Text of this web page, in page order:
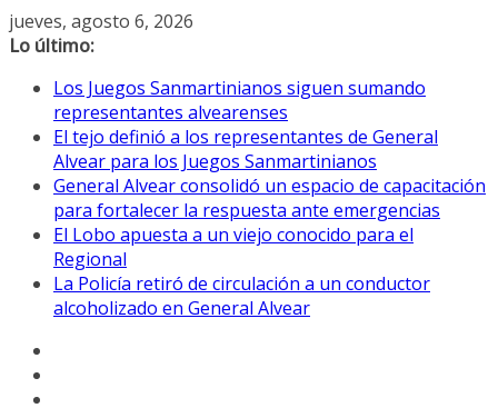
Saltar
al
jueves, agosto 6, 2026
Lo último:
Los Juegos Sanmartinianos siguen sumando
representantes alvearenses
El tejo definió a los representantes de General
Alvear para los Juegos Sanmartinianos
General Alvear consolidó un espacio de capacitación
para fortalecer la respuesta ante emergencias
El Lobo apuesta a un viejo conocido para el
Regional
La Policía retiró de circulación a un conductor
alcoholizado en General Alvear